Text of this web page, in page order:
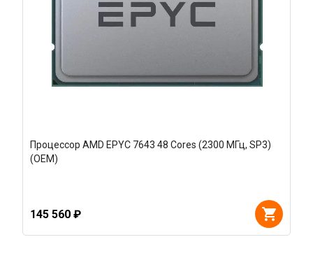
Процессор AMD EPYC 7643 48 Cores (2300 МГц, SP3)
(OEM)
145 560 ₽